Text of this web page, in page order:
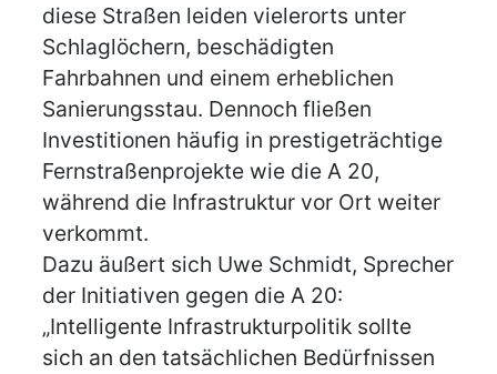
diese Straßen leiden vielerorts unter
Schlaglöchern, beschädigten
Fahrbahnen und einem erheblichen
Sanierungsstau. Dennoch fließen
Investitionen häufig in prestigeträchtige
Fernstraßenprojekte wie die A 20,
während die Infrastruktur vor Ort weiter
verkommt.
Dazu äußert sich Uwe Schmidt, Sprecher
der Initiativen gegen die A 20:
„Intelligente Infrastrukturpolitik sollte
sich an den tatsächlichen Bedürfnissen